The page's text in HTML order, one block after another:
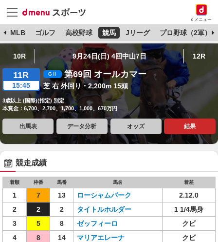
dメニュー
MLB ゴルフ 高校野球 競馬 Jリーグ プロ野球（2軍）
10R 9月24日(日) 4回中山7日 12R
11R
15:45
第69回 オールカマー
芝 右 外回り・2,200m 15頭
3歳以上 (国際)(指定) 別定
本賞金：6,700、2,700、1,700、1,000、670万円
出馬表 データ分析 オッズ 結果
競走成績
着順 枠番 馬番 馬名 着差
1 7 13 ローシャムパーク
2.12.0
2
2 2 タイトルホルダー
1 1/4馬身
3
5 8 ゼッフィーロ
クビ
4
8 14 マリアエレーナ
クビ